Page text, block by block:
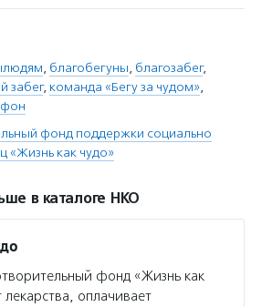
, благобегуны, благозабег,
забег, команда «Бегу за чудом»,
фонд поддержки социально
«Жизнь как чудо»
в каталоге НКО
фонд «Жизнь как
лекарства, оплачивает